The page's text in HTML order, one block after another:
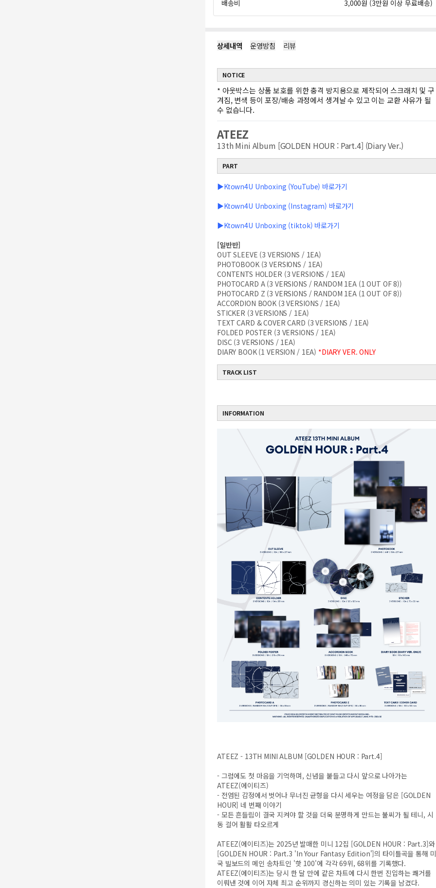
배송비 3,000원 (3만원 이상 무료배송)
상세내역 운영방침 리뷰
NOTICE
* 아웃박스는 상품 보호를 위한 충격 방지용으로 제작되어 스크래치 및 구
겨짐, 변색 등이 포장/배송 과정에서 생겨날 수 있고 이는 교환 사유가 될
수 없습니다.
ATEEZ
13th Mini Album [GOLDEN HOUR : Part.4] (Diary Ver.)
PART
▶Ktown4U Unboxing (YouTube) 바로가기
▶Ktown4U Unboxing (Instagram) 바로가기
▶Ktown4U Unboxing (tiktok) 바로가기
[일반반]
OUT SLEEVE (3 VERSIONS / 1EA)
PHOTOBOOK (3 VERSIONS / 1EA)
CONTENTS HOLDER (3 VERSIONS / 1EA)
PHOTOCARD A (3 VERSIONS / RANDOM 1EA (1 OUT OF 8))
PHOTOCARD Z (3 VERSIONS / RANDOM 1EA (1 OUT OF 8))
ACCORDION BOOK (3 VERSIONS / 1EA)
STICKER (3 VERSIONS / 1EA)
TEXT CARD & COVER CARD (3 VERSIONS / 1EA)
FOLDED POSTER (3 VERSIONS / 1EA)
DISC (3 VERSIONS / 1EA)
DIARY BOOK (1 VERSION / 1EA) *DIARY VER. ONLY
TRACK LIST
INFORMATION
ATEEZ - 13TH MINI ALBUM [GOLDEN HOUR : Part.4]
- 그럼에도 첫 마음을 기억하며, 신념을 붙들고 다시 앞으로 나아가는
ATEEZ(에이티즈)
- 전염된 감정에서 벗어나 무너진 균형을 다시 세우는 여정을 담은 [GOLDEN
HOUR] 네 번째 이야기
- 모든 흔들림이 결국 지켜야 할 것을 더욱 분명하게 만드는 불씨가 될 테니, 시
동 걸어 활활 타오르게
ATEEZ(에이티즈)는 2025년 발매한 미니 12집 [GOLDEN HOUR : Part.3]와
[GOLDEN HOUR : Part.3 'In Your Fantasy Edition']의 타이틀곡을 통해 미
국 빌보드의 메인 송차트인 '핫 100'에 각각 69위, 68위를 기록했다.
ATEEZ(에이티즈)는 당시 한 달 만에 같은 차트에 다시 한번 진입하는 쾌거를
이뤄낸 것에 이어 자체 최고 순위까지 경신하는 의미 있는 기록을 남겼다.